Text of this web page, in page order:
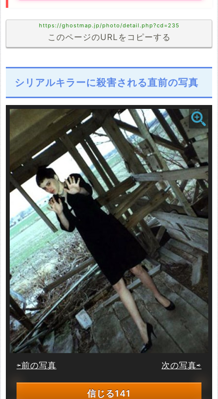
https://ghostmap.jp/photo/detail.php?cd=235
このページのURLをコピーする
シリアルキラーに殺害される直前の写真
⇦前の写真 次の写真⇨
信じる141